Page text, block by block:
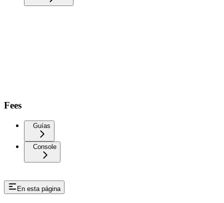
Fees
Guías
Console
En esta página